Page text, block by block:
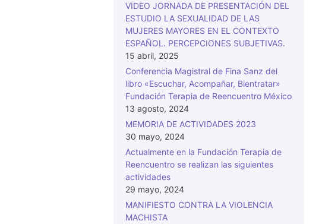
VIDEO JORNADA DE PRESENTACIÓN DEL
ESTUDIO LA SEXUALIDAD DE LAS
MUJERES MAYORES EN EL CONTEXTO
ESPAÑOL. PERCEPCIONES SUBJETIVAS.
15 abril, 2025
Conferencia Magistral de Fina Sanz del
libro «Escuchar, Acompañar, Bientratar»
Fundación Terapia de Reencuentro México
13 agosto, 2024
MEMORIA DE ACTIVIDADES 2023
30 mayo, 2024
Actualmente en la Fundación Terapia de
Reencuentro se realizan las siguientes
actividades
29 mayo, 2024
MANIFIESTO CONTRA LA VIOLENCIA
MACHISTA